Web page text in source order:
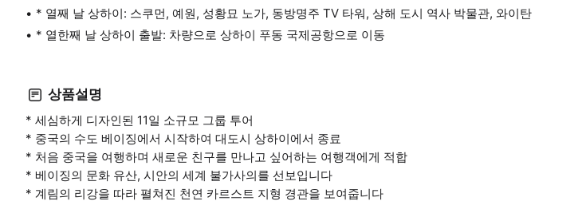
* 열째 날 상하이: 스쿠먼, 예원, 성황묘 노가, 동방명주 TV 타워, 상해 도시 역사 박물관, 와이탄
* 열한째 날 상하이 출발: 차량으로 상하이 푸동 국제공항으로 이동
상품설명
* 세심하게 디자인된 11일 소규모 그룹 투어
* 중국의 수도 베이징에서 시작하여 대도시 상하이에서 종료
* 처음 중국을 여행하며 새로운 친구를 만나고 싶어하는 여행객에게 적합
* 베이징의 문화 유산, 시안의 세계 불가사의를 선보입니다
* 계림의 리강을 따라 펼쳐진 천연 카르스트 지형 경관을 보여줍니다